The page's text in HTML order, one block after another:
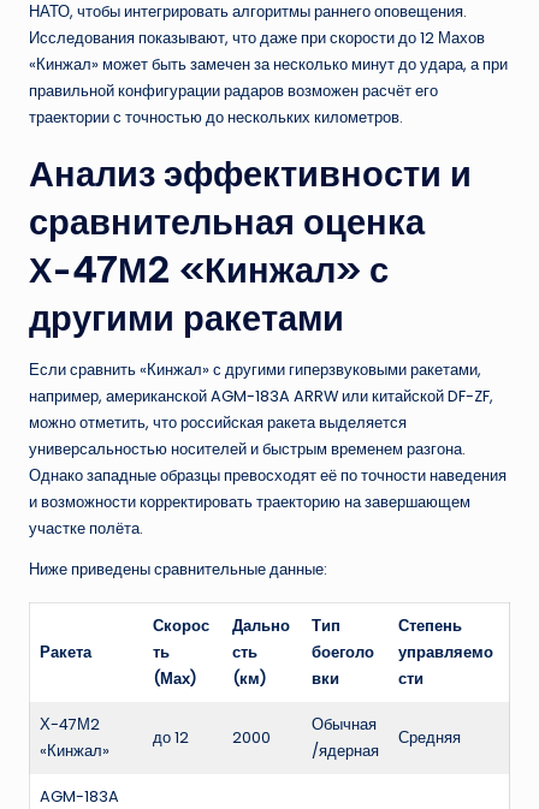
НАТО, чтобы интегрировать алгоритмы раннего оповещения.
Исследования показывают, что даже при скорости до 12 Махов
«Кинжал» может быть замечен за несколько минут до удара, а при
правильной конфигурации радаров возможен расчёт его
траектории с точностью до нескольких километров.
Анализ эффективности и
сравнительная оценка
Х-47М2 «Кинжал» с
другими ракетами
Если сравнить «Кинжал» с другими гиперзвуковыми ракетами,
например, американской AGM-183A ARRW или китайской DF-ZF,
можно отметить, что российская ракета выделяется
универсальностью носителей и быстрым временем разгона.
Однако западные образцы превосходят её по точности наведения
и возможности корректировать траекторию на завершающем
участке полёта.
Ниже приведены сравнительные данные:
Ракета
Скорос
ть
(Мах)
Дально
сть
(км)
Тип
боеголо
вки
Степень
управляемо
сти
Х-47М2
«Кинжал»
до 12 2000
Обычная
/ядерная
Средняя
AGM-183A